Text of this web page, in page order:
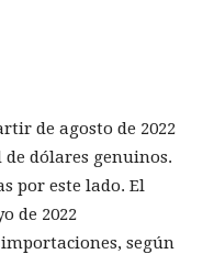
de agosto de 2022
dólares genuinos.
por este lado. El
de 2022
según